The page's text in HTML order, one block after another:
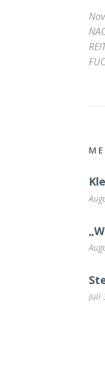
Juli